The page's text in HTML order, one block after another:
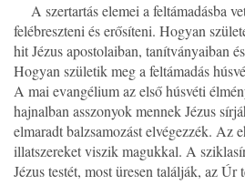
A szertartás elemei a feltámadásba
felébreszteni és erősíteni. Hogyan
hit Jézus apostolaiban, tanítványaiban
Hogyan születik meg a feltámadás
A mai evangélium az első húsvéti
hajnalban asszonyok mennek Jézus
elmaradt balzsamozást elvégezzék. Az
illatszereket viszik magukkal. A
Jézus testét, most üresen találják, az Úr